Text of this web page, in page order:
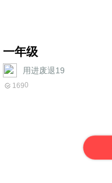
一年级
用进废退19
1690